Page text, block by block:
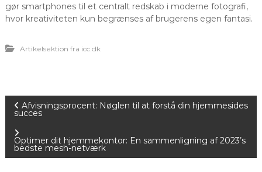
gør smartphones til et centralt redskab i moderne fotografi,
hvor kreativiteten kun begrænses af brugerens egen fantasi.
Artikelsektion fra icc.dk
n
d
Afvisningsprocent: Nøglen til at forstå din hjemmesides
succes
Optimer dit hjemmekontor: En sammenligning af 2023’s
bedste mesh-netværk